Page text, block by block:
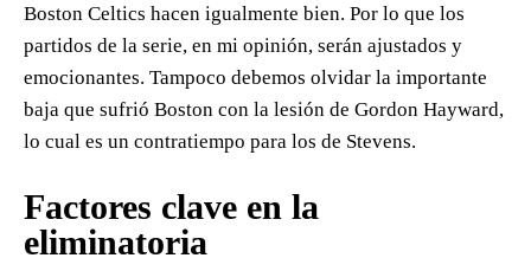
Boston Celtics hacen igualmente bien. Por lo que los
partidos de la serie, en mi opinión, serán ajustados y
emocionantes. Tampoco debemos olvidar la importante
baja que sufrió Boston con la lesión de Gordon Hayward,
lo cual es un contratiempo para los de Stevens.
Factores clave en la
eliminatoria